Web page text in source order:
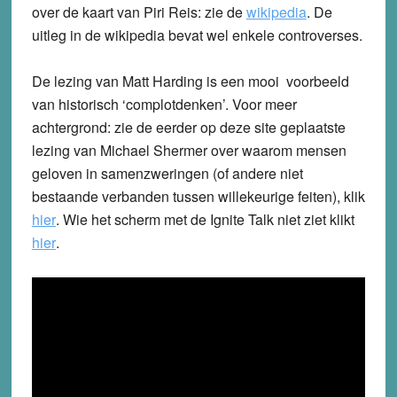
over de kaart van Piri Reis: zie dewikipedia. De
uitleg in de wikipedia bevat wel enkele controverses.
De lezing van Matt Harding is een mooi voorbeeld
van historisch ‘complotdenken’. Voor meer
achtergrond: zie de eerder op deze site geplaatste
lezing van Michael Shermer over waarom mensen
geloven in samenzweringen (of andere niet
bestaande verbanden tussen willekeurige feiten), klik
hier. Wie het scherm met de Ignite Talk niet ziet klikt
hier.